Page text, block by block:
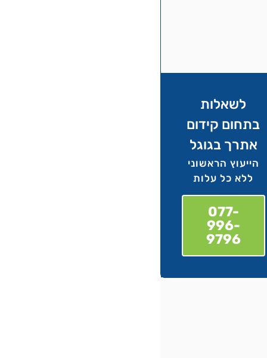
לשאלות
בתחום קידום
אתרך בגוגל
הייעוץ הראשוני
ללא כל עלות
077-
996-
9796